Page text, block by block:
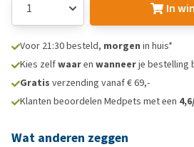
In
Voor 21:30 besteld, morgen in huis*
Kies zelfwaaren wanneerje bestelling
Gratis verzending vanaf € 69,-
Klanten beoordelen Medpets met een
Wat anderen zeggen